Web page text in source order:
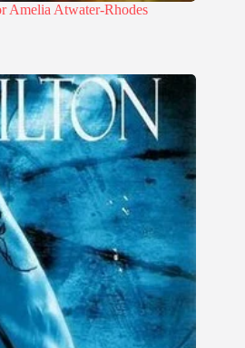
Amelia Atwater-Rhodes